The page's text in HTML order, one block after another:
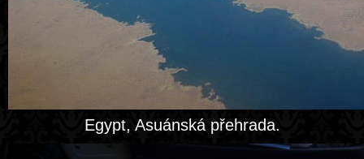
Egypt, Asuánská přehrada.